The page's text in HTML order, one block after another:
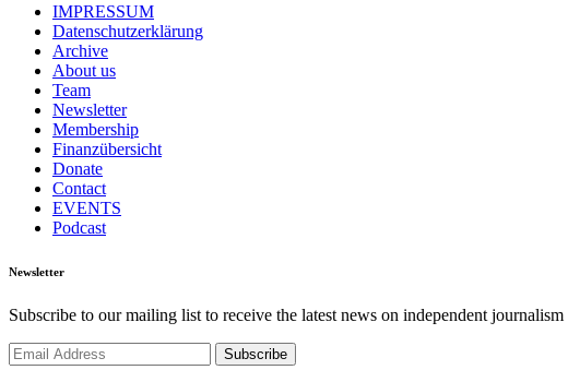
IMPRESSUM
Datenschutzerklärung
Archive
About us
Team
Newsletter
Membership
Finanzübersicht
Donate
Contact
EVENTS
Podcast
Newsletter
Subscribe to our mailing list to receive the latest news on independent journalism